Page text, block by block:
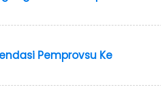
Pemprovsu Ke